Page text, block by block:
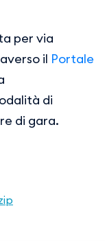
per via
il Portale
di
di gara.